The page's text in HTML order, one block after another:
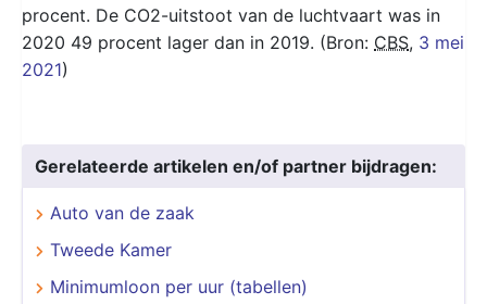
procent. De CO2-uitstoot van de luchtvaart was in
2020 49 procent lager dan in 2019. (Bron: CBS, 3 mei
2021)
Gerelateerde artikelen en/of partner bijdragen:
Auto van de zaak
Tweede Kamer
Minimumloon per uur (tabellen)